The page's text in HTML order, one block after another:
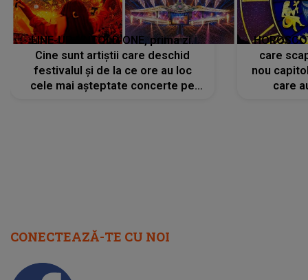
LINE-UP UNTOLD ONE, prima zi.
Cine sunt artiștii care deschid
festivalul și de la ce ore au loc
cele mai așteptate concerte pe
care
nou
care
CONECTEAZĂ-TE CU NOI